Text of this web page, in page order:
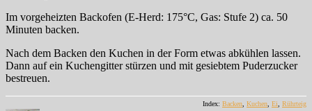
Im vorgeheizten Backofen (E-Herd: 175°C, Gas: Stufe 2) ca. 50
Minuten backen.
Nach dem Backen den Kuchen in der Form etwas abkühlen lassen.
Dann auf ein Kuchengitter stürzen und mit gesiebtem Puderzucker
bestreuen.
Index: Backen Kuchen Ei Rührteig